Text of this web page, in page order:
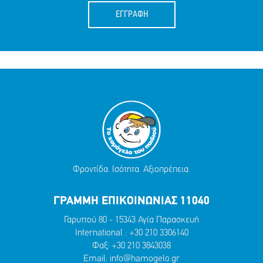
ΕΓΓΡΑΦΗ
Φροντίδα. Ισότητα. Αξιοπρέπεια.
ΓΡΑΜΜΗ ΕΠΙΚΟΙΝΩΝΙΑΣ 11040
Γαρυττού 80 - 15343 Αγία Παρασκευή
International : +30 210 3306140
Φαξ: +30 210 3843038
Email: info@hamogelo.gr